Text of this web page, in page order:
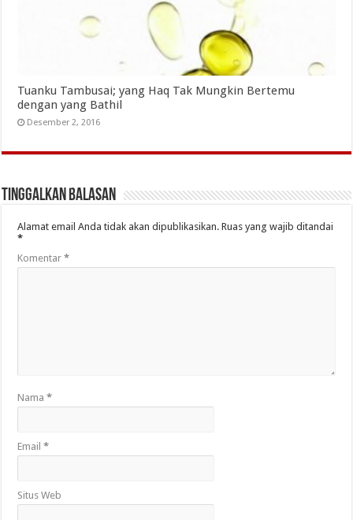
Tuanku Tambusai; yang Haq Tak Mungkin Bertemu
dengan yang Bathil
Desember 2, 2016
Tinggalkan Balasan
Alamat email Anda tidak akan dipublikasikan. Ruas yang wajib ditandai
*
Komentar*
Nama*
Email*
Situs Web